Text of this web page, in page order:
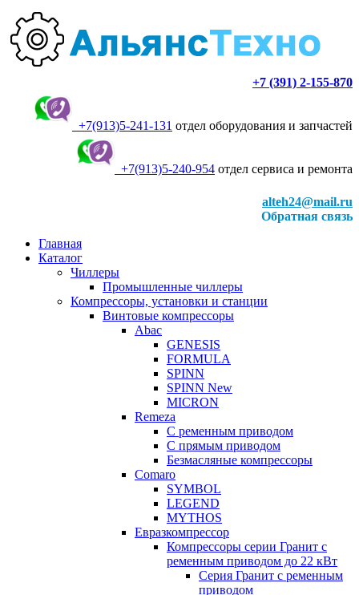
+7 (391) 2-155-870
+7(913)5-241-131 отдел оборудования и запчастей
+7(913)5-240-954 отдел сервиса и ремонта
alteh24@mail.ru
Обратная связь
Главная
Каталог
Чиллеры
Промышленные чиллеры
Компрессоры, установки и станции
Винтовые компрессоры
Abac
GENESIS
FORMULA
SPINN
SPINN New
MICRON
Remeza
С ременным приводом
С прямым приводом
Безмасляные компрессоры
Comaro
SYMBOL
LEGEND
MYTHOS
Евразкомпрессор
Компрессоры серии Гранит с
ременным приводом до 22 кВт
Серия Гранит с ременным
приводом